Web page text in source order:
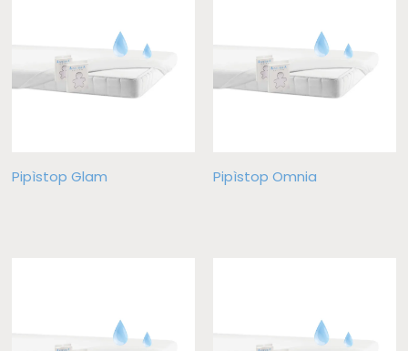
Pipìstop Glam Pipìstop Omnia